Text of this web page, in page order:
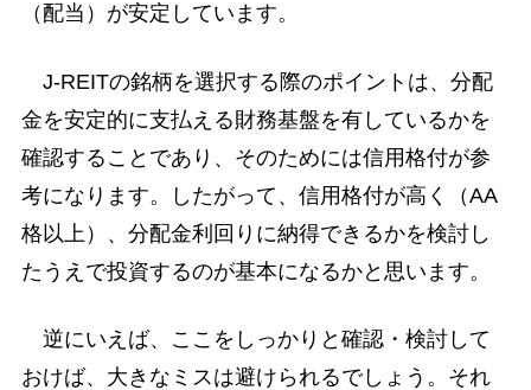
（配当）が安定しています。
J-REITの銘柄を選択する際のポイントは、分配
金を安定的に支払える財務基盤を有しているかを
確認することであり、そのためには信用格付が参
考になります。したがって、信用格付が高く（AA
格以上）、分配金利回りに納得できるかを検討し
たうえで投資するのが基本になるかと思います。
逆にいえば、ここをしっかりと確認・検討して
おけば、大きなミスは避けられるでしょう。それ